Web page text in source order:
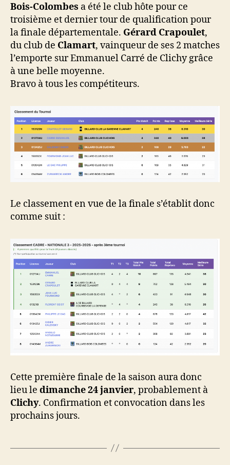
N3
03/01/2026
Bois-Colombes a été le club hôte pour ce
troisième et dernier tour de qualification pour
la finale départementale. Gérard Crapoulet,
du club de Clamart, vainqueur de ses 2 matches
l’emporte sur Emmanuel Carré de Clichy grâce
à une belle moyenne.
Bravo à tous les compétiteurs.
Le classement en vue de la finale s’établit donc
comme suit :
Cette première finale de la saison aura donc
lieu le dimanche24 janvier, probablement à
Clichy. Confirmation et convocation dans les
prochains jours.